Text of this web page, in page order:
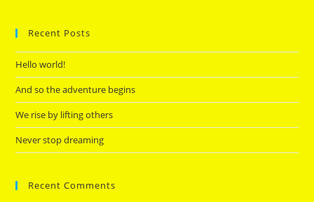
Recent Posts
Hello world!
And so the adventure begins
We rise by lifting others
Never stop dreaming
Recent Comments